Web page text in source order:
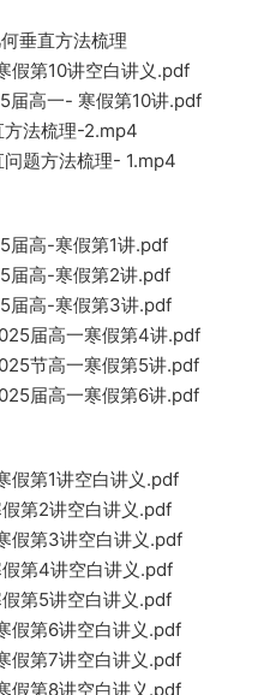
垂直方法梳理
假第10讲空白讲义.pdf
届高一- 寒假第10讲.pdf
方法梳理-2.mp4
问题方法梳理- 1.mp4
届高-寒假第1讲.pdf
届高-寒假第2讲.pdf
届高-寒假第3讲.pdf
届高一寒假第4讲.pdf
节高一寒假第5讲.pdf
届高一寒假第6讲.pdf
假第1讲空白讲义.pdf
第2讲空白讲义.pdf
假第3讲空白讲义.pdf
第4讲空白讲义.pdf
第5讲空白讲义.pdf
假第6讲空白讲义.pdf
假第7讲空白讲义.pdf
假第8讲空白讲义.pdf